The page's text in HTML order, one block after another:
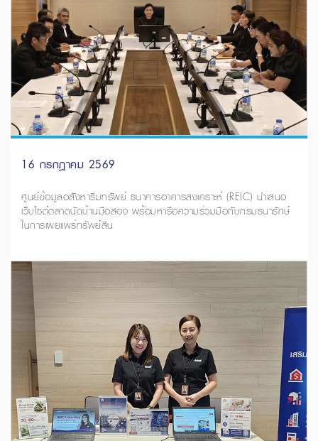
16 กรกฎาคม 2569
ศูนย์ข้อมูลอสังหาริมทรัพย์ ธนาคารอาคารสงเคราะห์ (REIC) นำเสนอ
เว็บไซต์ตลาดนัดบ้านมือสอง พร้อมหารือความร่วมมือกับกรมธนารักษ์
ในการเผยแพร่ทรัพย์สิน